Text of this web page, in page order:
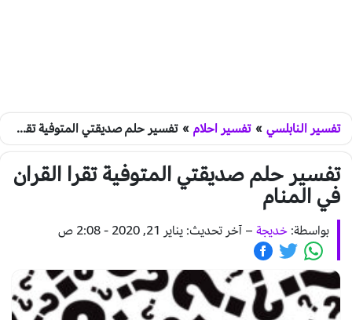
تفسير النابلسي » تفسير احلام » تفسير حلم صديقتي المتوفية تقرا القران في المنام
تفسير حلم صديقتي المتوفية تقرا القران
في المنام
بواسطة: خديجة – آخر تحديث: يناير 21, 2020 - 2:08 ص